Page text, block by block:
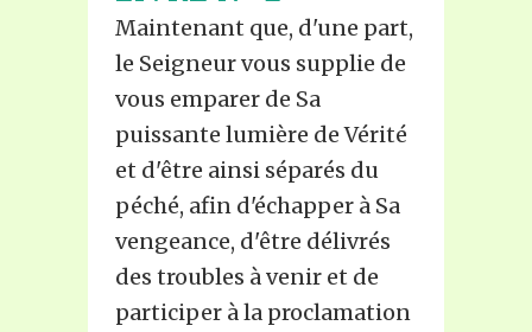
Maintenant que, d'une part,
le Seigneur vous supplie de
vous emparer de Sa
puissante lumière de Vérité
et d'être ainsi séparés du
péché, afin d'échapper à Sa
vengeance, d'être délivrés
des troubles à venir et de
participer à la proclamation